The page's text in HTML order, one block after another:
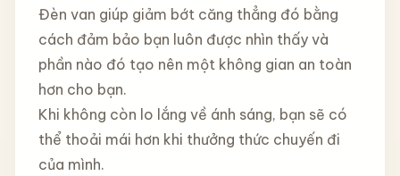
Đèn van giúp giảm bớt căng thẳng đó bằng
cách đảm bảo bạn luôn được nhìn thấy và
phần nào đó tạo nên một không gian an toàn
hơn cho bạn.
Khi không còn lo lắng về ánh sáng, bạn sẽ có
thể thoải mái hơn khi thưởng thức chuyến đi
của mình.